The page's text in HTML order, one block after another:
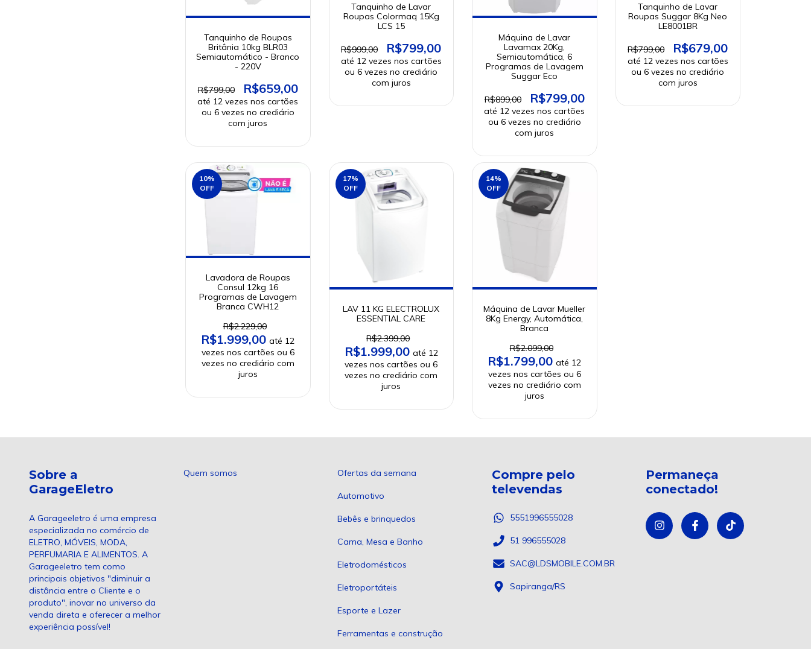
Tanquinho de Roupas
Britânia 10kg BLR03
Semiautomático - Branco
- 220V
R$799,00 R$659,00
Tanquinho de Lavar
Roupas Colormaq 15Kg
LCS 15
R$999,00 R$799,00
Máquina de Lavar
Lavamax 20Kg,
Semiautomática, 6
Programas de Lavagem
Suggar Eco
R$899,00 R$799,00
Tanquinho de Lavar
Roupas Suggar 8Kg Neo
LE8001BR
R$799,00 R$679,00
10%
OFF
Lavadora de Roupas
Consul 12kg 16
Programas de Lavagem
Branca CWH12
R$2.229,00
R$1.999,00
17%
OFF
LAV 11 KG ELECTROLUX
ESSENTIAL CARE
R$2.399,00
R$1.999,00
14%
OFF
Máquina de Lavar Mueller
8Kg Energy, Automática,
Branca
R$2.099,00
R$1.799,00
Sobre a
GarageEletro
A Garageeletro é uma empresa
especializada no comércio de
ELETRO, MÓVEIS, MODA,
PERFUMARIA E ALIMENTOS. A
Garageeletro tem como
principais objetivos "diminuir a
distância entre o Cliente e o
produto", inovar no universo da
venda direta e oferecer a melhor
experiência possível!
Quem somos Ofertas da semana
Automotivo
Bebês e brinquedos
Cama, Mesa e Banho
Eletrodomésticos
Eletroportáteis
Esporte e Lazer
Ferramentas e construção
Compre pelo
televendas
5551996555028
51 996555028
SAC@LDSMOBILE.COM.BR
Sapiranga/RS
Permaneça
conectado!